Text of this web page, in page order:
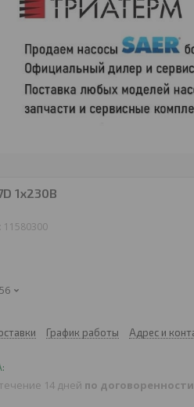
1х230В
11580300
График работы Адрес и
14 дней по договоренности